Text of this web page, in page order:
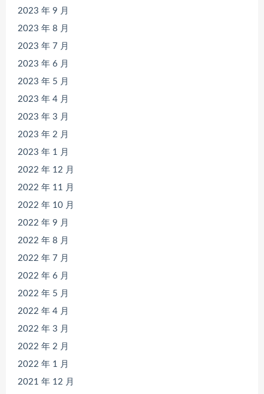
2023 年 9 月
2023 年 8 月
2023 年 7 月
2023 年 6 月
2023 年 5 月
2023 年 4 月
2023 年 3 月
2023 年 2 月
2023 年 1 月
2022 年 12 月
2022 年 11 月
2022 年 10 月
2022 年 9 月
2022 年 8 月
2022 年 7 月
2022 年 6 月
2022 年 5 月
2022 年 4 月
2022 年 3 月
2022 年 2 月
2022 年 1 月
2021 年 12 月